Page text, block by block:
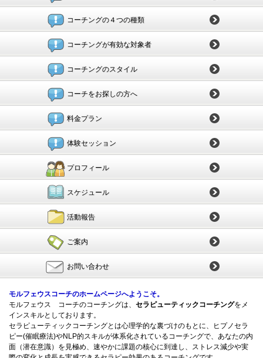
コーチングの４つの種類
コーチングが有効な対象者
コーチングのスタイル
コーチをお探しの方へ
料金プラン
体験セッション
プロフィール
スケジュール
活動報告
ご案内
お問い合わせ
モルフェウスコーチのホームページへようこそ。
モルフェウス コーチのコーチングは、 セラピューティックコーチングをメ
インスキルとしております。
セラピューティックコーチングとは心理学的な裏づけのもとに、ヒプノセラ
ピー(催眠療法)やNLP的スキルが体系化されているコーチングで、あなたの内
面（潜在意識）を見極め、速やかに課題の核心に到達し、ストレス減少や実